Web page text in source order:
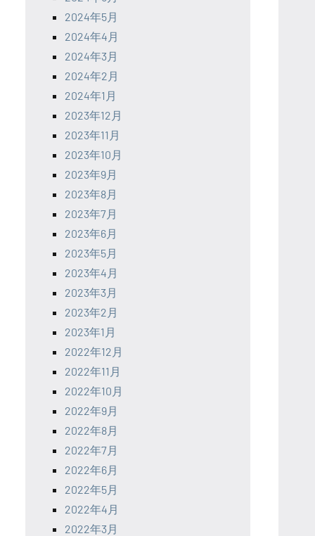
2024年5月
2024年4月
2024年3月
2024年2月
2024年1月
2023年12月
2023年11月
2023年10月
2023年9月
2023年8月
2023年7月
2023年6月
2023年5月
2023年4月
2023年3月
2023年2月
2023年1月
2022年12月
2022年11月
2022年10月
2022年9月
2022年8月
2022年7月
2022年6月
2022年5月
2022年4月
2022年3月